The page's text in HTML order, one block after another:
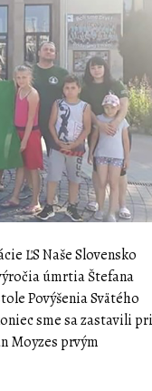
ĽS Naše Slovensko
úmrtia Štefana
Povýšenia Svätého
sme sa zastavili pri
Moyzes prvým